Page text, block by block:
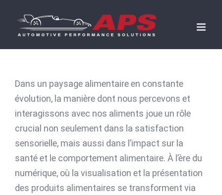
content
Dans un paysage alimentaire en constante
évolution, la manière dont nous percevons et
interagissons avec nos aliments joue un rôle
crucial non seulement dans la satisfaction
sensorielle, mais aussi dans l’impact sur la
santé et le comportement alimentaire. À l’ère du
numérique, où la visualisation et la présentation
des produits alimentaires se transforment via